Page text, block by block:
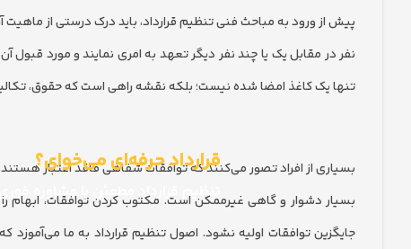
نفر در مقابل یک یا چند نفر دیگر تعهد به امری نمایند و مورد
تنها یک کاغذ امضا شده نیست؛ بلکه نقشه راهی است که حقوق،
قرارداد حرفه‌ای می‌خوای؟
تنظیم قرارداد مطمئن با مشاوره
بسیاری از افراد تصور می‌کنند که توافقات شفاهی فاقد اعتبار هستند.
بسیار دشوار و گاهی غیرممکن است. مکتوب کردن توافقات،
جایگزین توافقات اولیه نشود. اصول تنظیم قرارداد به ما